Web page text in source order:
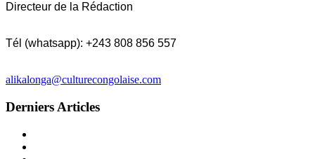
Directeur de la Rédaction
Tél (whatsapp): +243 808 856 557
alikalonga@culturecongolaise.com
Derniers Articles